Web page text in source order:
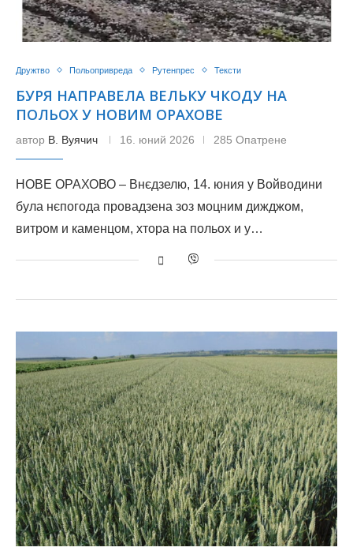
Дружтво Польопривреда Рутенпрес Тексти
БУРЯ НАПРАВЕЛА ВЕЛЬКУ ЧКОДУ НА
ПОЛЬОХ У НОВИМ ОРАХОВЕ
автор В. Вуячич 16. юний 2026 285 Опатрене
НОВЕ ОРАХОВО – Внєдзелю, 14. юния у Войводини
була нєпогода провадзена зоз моцним дижджом,
витром и каменцом, хтора на польох и у…